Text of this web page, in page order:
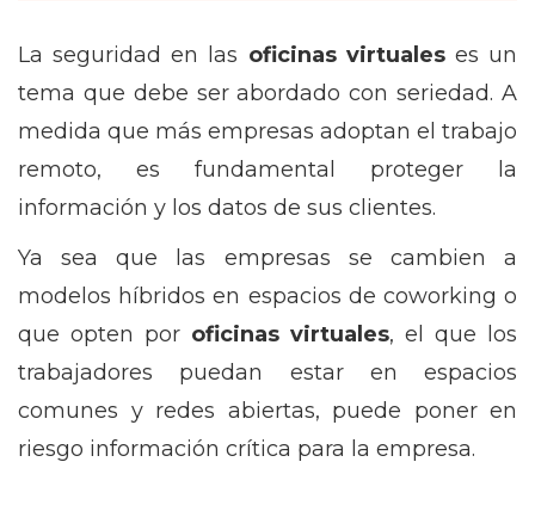
La seguridad en las oficinas virtualeses un
tema que debe ser abordado con seriedad. A
medida que más empresas adoptan el trabajo
remoto, es fundamental proteger la
información y los datos de sus clientes.
Ya sea que las empresas se cambien a
modelos híbridos en espacios de coworking o
que opten por oficinas virtuales, el que los
trabajadores puedan estar en espacios
comunes y redes abiertas, puede poner en
riesgo información crítica para la empresa.